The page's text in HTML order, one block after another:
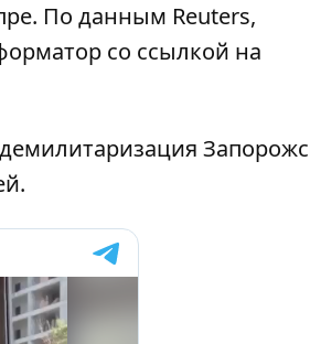
По данным Reuters,
со ссылкой на